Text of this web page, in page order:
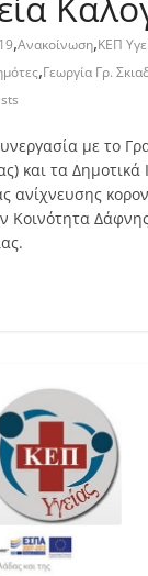
,Ανακοίνωση,ΚΕΠ
,Γεωργία Γρ.
με το
και τα
ανίχνευσης
Κοινότητα